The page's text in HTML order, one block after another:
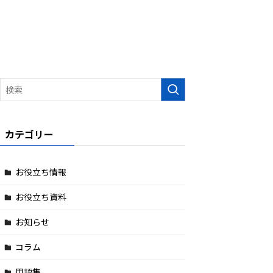
カテゴリー
お役立ち情報
お役立ち資料
お知らせ
コラム